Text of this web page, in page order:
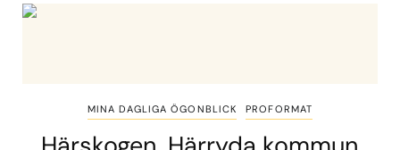
MINA DAGLIGA ÖGONBLICK PROFORMAT